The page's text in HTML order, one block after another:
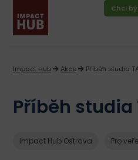
Chci
Impact Hub Akce Příběh studia
Příběh studia
Impact Hub Ostrava Pro